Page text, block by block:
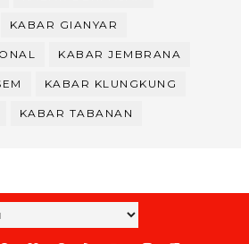
KABAR GIANYAR
KABAR JEMBRANA
KABAR KLUNGKUNG
KABAR TABANAN